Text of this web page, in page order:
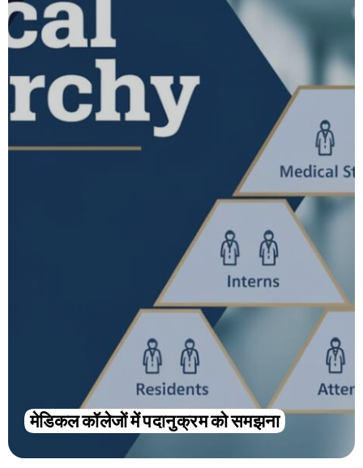
मेडिकल कॉलेजों में पदानुक्रम को समझना